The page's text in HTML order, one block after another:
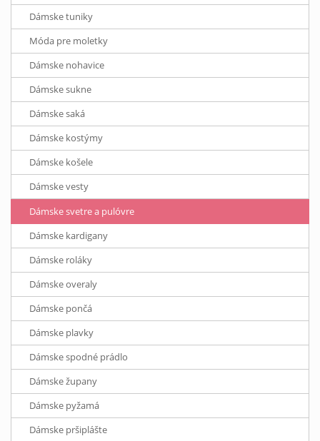
Dámske tuniky
Móda pre moletky
Dámske nohavice
Dámske sukne
Dámske saká
Dámske kostýmy
Dámske košele
Dámske vesty
Dámske svetre a pulóvre
Dámske kardigany
Dámske roláky
Dámske overaly
Dámske pončá
Dámske plavky
Dámske spodné prádlo
Dámske župany
Dámske pyžamá
Dámske pršiplášte